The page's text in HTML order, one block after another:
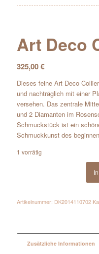
Art Deco
325,00€
Dieses feine Art Deco
und nachträglich mit einer
versehen. Das zentrale
und 2 Diamanten im
Schmuckstück ist ein
Schmuckkunst des
1 vorrätig
Artikelnummer: DK2014110702
Zusätzliche Informationen